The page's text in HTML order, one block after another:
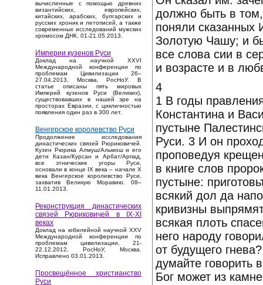
вычисленные с помощью древних
византийских, европейских,
китайских, арабских, булгарских и
русских хроник и летописей, а также
современных исследований мужских
хромосом ДНК. 01-21.05.2013.
Империи кузенов Руси
Доклад на научной XXVI
Международной конференции по
проблемам Цивилизации 26–
27.04.2013, Москва, РосНоУ. В
статье описаны пять мировых
Империй кузенов Руси (Великих),
существовавших в нашей эре на
просторах Евразии, с цикличностью
появления один раз в 300 лет.
Венгерское королевство Руси
Продолжение исследования
династических связей Рюриковичей.
Кузен Рюрика Алмуш/Альмош и его
дети Казан/Курсан и Арбат/Арпад,
все этнические угоры Руси,
основали в конце IX века – начале X
века Венгерское королевство Руси,
захватив Великую Моравию. 08–
11.01.2013.
Реконструкция династических
связей Рюриковичей в IX-XI
веках
Доклад на юбилейной научной XXV
Международной конференции по
проблемам цивилизации, 21-
22.12.2012, РосНоУ, Москва.
Исправлено 03.01.2013.
Просвещённое христианство
Руси
должно быть в
поняли
Золотую Чашу; и
все слова сии в
и возрасте и в
4
1 В годы
Константина и
пустыне
Руси. 3 И он
проповедуя
в книге слов
пустыне:
всякий дол да
кривизны
всякая плоть
него народу
от будущего
думайте говорить
Бог может из